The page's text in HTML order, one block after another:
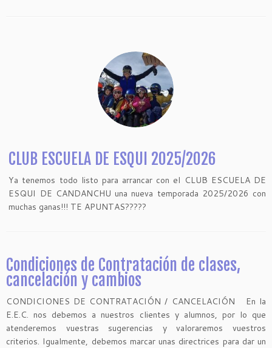
CLUB ESCUELA DE ESQUI 2025/2026
Ya tenemos todo listo para arrancar con el CLUB ESCUELA DE
ESQUI DE CANDANCHU una nueva temporada 2025/2026 con
muchas ganas!!! TE APUNTAS?????
Condiciones de Contratación de clases,
cancelación y cambios
CONDICIONES DE CONTRATACIÓN / CANCELACIÓN En la
E.E.C. nos debemos a nuestros clientes y alumnos, por lo que
atenderemos vuestras sugerencias y valoraremos vuestros
criterios. Igualmente, debemos marcar unas directrices para dar un